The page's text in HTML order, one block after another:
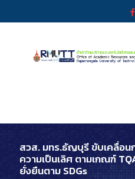
สวส. มทร.ธัญบุรี ขับเคลื่อน
ความเป็นเลิศ ตามเกณฑ์
ยั่งยืนตาม SDGs